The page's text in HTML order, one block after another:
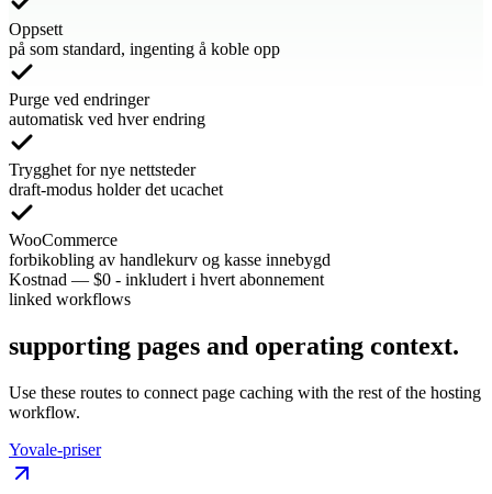
Oppsett
på som standard, ingenting å koble opp
Purge ved endringer
automatisk ved hver endring
Trygghet for nye nettsteder
draft-modus holder det ucachet
WooCommerce
forbikobling av handlekurv og kasse innebygd
Kostnad — $0 - inkludert i hvert abonnement
linked workflows
supporting pages and operating context.
Use these routes to connect page caching with the rest of the hosting
workflow.
Yovale-priser